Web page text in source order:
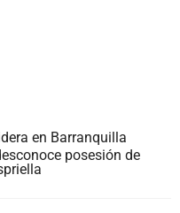
en Barranquilla
posesión de